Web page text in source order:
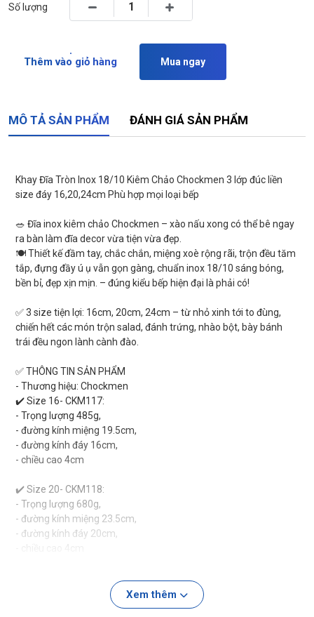
Số lượng
Thêm vào giỏ hàng Mua ngay
MÔ TẢ SẢN PHẨM ĐÁNH GIÁ SẢN PHẨM
Khay Đĩa Tròn Inox 18/10 Kiêm Chảo Chockmen 3 lớp đúc liền
size đáy 16,20,24cm Phù hợp mọi loại bếp
🥗 Đĩa inox kiêm chảo Chockmen – xào nấu xong có thể bê ngay
ra bàn làm đĩa decor vừa tiện vừa đẹp.
🍽️ Thiết kế đầm tay, chắc chắn, miệng xoè rộng rãi, trộn đều tăm
tắp, đựng đầy ú ụ vẫn gọn gàng, chuẩn inox 18/10 sáng bóng,
bền bỉ, đẹp xịn mịn. – đúng kiểu bếp hiện đại là phải có!
✅ 3 size tiện lợi: 16cm, 20cm, 24cm – từ nhỏ xinh tới to đùng,
chiến hết các món trộn salad, đánh trứng, nhào bột, bày bánh
trái đều ngon lành cành đào.
✅ THÔNG TIN SẢN PHẨM
- Thương hiệu: Chockmen
✔️ Size 16- CKM117:
- Trọng lượng 485g,
- đường kính miệng 19.5cm,
- đường kính đáy 16cm,
- chiều cao 4cm
✔️ Size 20- CKM118:
- Trọng lượng 680g,
- đường kính miệng 23.5cm,
- đường kính đáy 20cm,
- đường kính miệng 27.5cm,
Xem thêm